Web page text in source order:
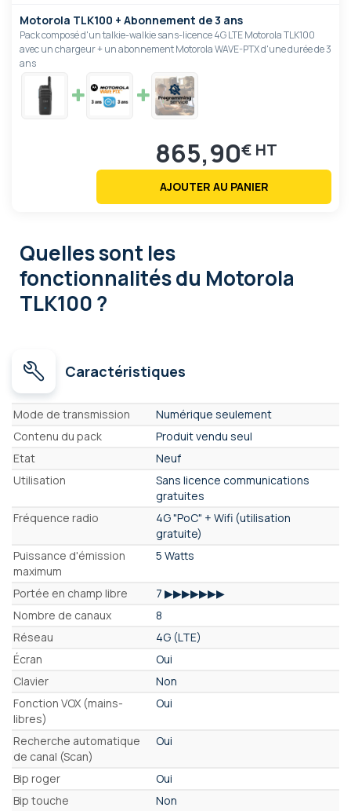
Motorola TLK100 + Abonnement de 3 ans
Pack composé d'un talkie-walkie sans-licence 4G LTE Motorola TLK100
avec un chargeur + un abonnement Motorola WAVE-PTX d'une durée de 3
ans
865,90€
AJOUTER AU PANIER
Quelles sont les
fonctionnalitésdu Motorola
TLK100 ?
Caractéristiques
Caractéristiques
Mode de transmission
Numérique seulement
Contenu du pack
Produit vendu seul
Etat
Neuf
Utilisation
Sans licence communications
gratuites
Fréquence radio
4G "PoC" + Wifi (utilisation
gratuite)
Puissance d'émission
maximum
5 Watts
Portée en champ libre
7 ▶▶▶▶▶▶▶
Nombre de canaux
8
Réseau
4G (LTE)
Écran
Oui
Clavier
Non
Fonction VOX (mains-
libres)
Oui
Recherche automatique
de canal (Scan)
Oui
Bip roger
Oui
Bip touche
Non